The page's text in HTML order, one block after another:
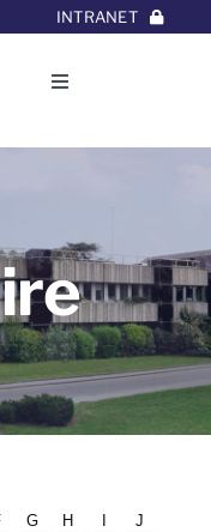
INTRANET
Toggle
G H
J